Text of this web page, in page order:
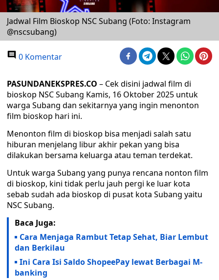
Jadwal Film Bioskop NSC Subang (Foto: Instagram
@nscsubang)
0 Komentar
PASUNDANEKSPRES.CO – Cek disini jadwal film di
bioskop NSC Subang Kamis, 16 Oktober 2025 untuk
warga Subang dan sekitarnya yang ingin menonton
film bioskop hari ini.
Menonton film di bioskop bisa menjadi salah satu
hiburan menjelang libur akhir pekan yang bisa
dilakukan bersama keluarga atau teman terdekat.
Untuk warga Subang yang punya rencana nonton film
di bioskop, kini tidak perlu jauh pergi ke luar kota
sebab sudah ada bioskop di pusat kota Subang yaitu
NSC Subang.
Baca Juga:
Cara Menjaga Rambut Tetap Sehat, Biar Lembut
dan Berkilau
Ini Cara Isi Saldo ShopeePay lewat Berbagai M-
banking